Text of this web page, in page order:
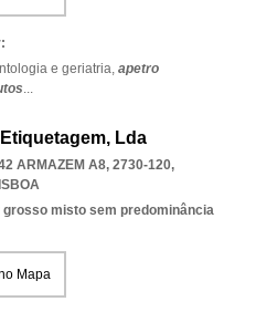
e geriatria, apetro
...
Lda
ARMAZEM A8, 2730-120,
misto sem predominância
Mapa